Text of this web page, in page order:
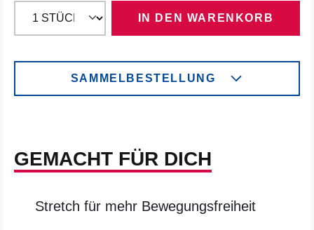
IN DEN WARENKORB
SAMMELBESTELLUNG
GEMACHT FÜR DICH
Stretch für mehr Bewegungsfreiheit